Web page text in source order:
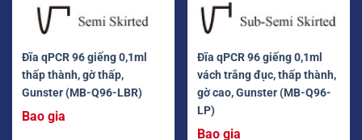
Đĩa qPCR 96 giếng 0,1ml
thấp thành, gờ thấp,
Gunster (MB-Q96-LBR)
Bao gia
Đĩa qPCR 96 giếng 0,1ml
vách trắng đục, thấp thành,
gờ cao, Gunster (MB-Q96-
LP)
Bao gia